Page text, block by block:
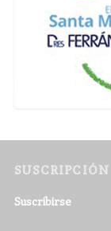
SUSCRIPCIÓN
Suscribirse